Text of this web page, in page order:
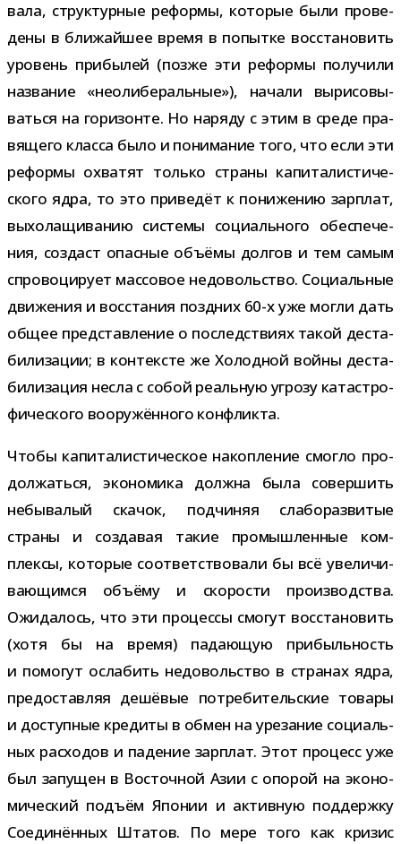
вала, струк­тур­ные реформы, кото­рые были про­ве­
дены в бли­жай­шее время в попытке вос­ста­но­вить
уро­вень при­бы­лей (позже эти реформы полу­чили
назва­ние «нео­ли­бе­раль­ные»), начали выри­со­вы­
ваться на гори­зонте. Но наряду с этим в среде пра­
вя­щего класса было и пони­ма­ние того, что если эти
реформы охва­тят только страны капи­та­ли­сти­че­
ского ядра, то это при­ве­дёт к пони­же­нию зар­плат,
выхо­ла­щи­ва­нию системы соци­аль­ного обес­пе­че­
ния, создаст опас­ные объ­ёмы дол­гов и тем самым
спро­во­ци­рует мас­со­вое недо­воль­ство. Социальные
дви­же­ния и вос­ста­ния позд­них 60-​х уже могли дать
общее пред­став­ле­ние о послед­ствиях такой деста­
би­ли­за­ции; в кон­тек­сте же Холодной войны деста­
би­ли­за­ция несла с собой реаль­ную угрозу ката­стро­
фи­че­ского воору­жён­ного конфликта.
Чтобы капи­та­ли­сти­че­ское накоп­ле­ние смогло про­
дол­жаться, эко­но­мика должна была совер­шить
небы­ва­лый ска­чок, под­чи­няя сла­бо­раз­ви­тые
страны и созда­вая такие про­мыш­лен­ные ком­
плексы, кото­рые соот­вет­ство­вали бы всё уве­ли­чи­
ва­ю­щимся объ­ёму и ско­ро­сти про­из­вод­ства.
Ожидалось, что эти про­цессы смо­гут вос­ста­но­вить
(хотя бы на время) пада­ю­щую при­быль­ность
и помо­гут осла­бить недо­воль­ство в стра­нах ядра,
предо­став­ляя дешё­вые потре­би­тель­ские товары
и доступ­ные кре­диты в обмен на уре­за­ние соци­аль­
ных рас­хо­дов и паде­ние зар­плат. Этот про­цесс уже
был запу­щен в Восточной Азии с опо­рой на эко­но­
ми­че­ский подъём Японии и актив­ную под­держку
Соединённых Штатов. По мере того как кри­зис